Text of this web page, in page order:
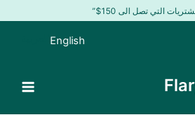
التي تصل الى 150$”
English